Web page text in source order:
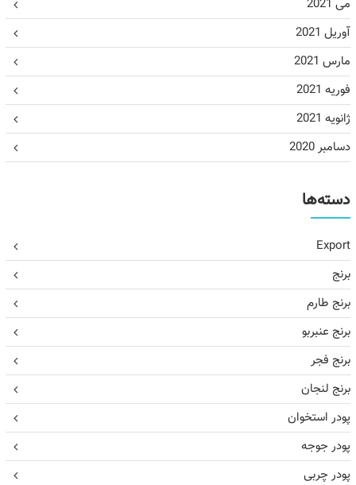
می 2021
آوریل 2021
مارس 2021
فوریه 2021
ژانویه 2021
دسامبر 2020
دسته‌ها
Export
برنج
برنج طارم
برنج عنبربو
برنج فجر
برنج لنجان
پودر استخوان
پودر جوجه
پودر چربی